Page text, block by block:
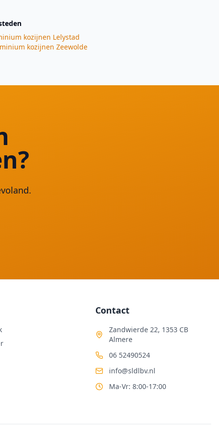
kozijnen Lelystad
kozijnen Zeewolde
Contact
Zandwierde 22, 1353 CB
Almere
06 52490524
info@sldlbv.nl
Ma-Vr: 8:00-17:00